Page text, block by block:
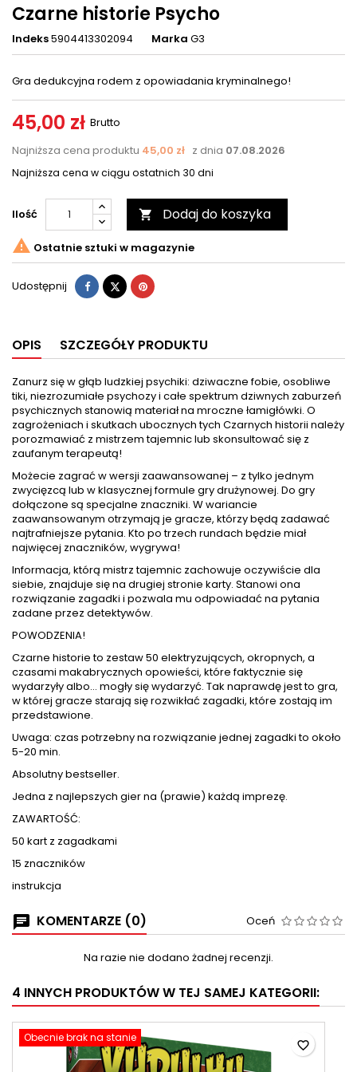
Czarne historie Psycho
Indeks5904413302094 Marka G3
Gra dedukcyjna rodem z opowiadania kryminalnego!
45,00 zł Brutto
Najniższa cena produktu 45,00 zł z dnia 07.08.2026
Najniższa cena w ciągu ostatnich 30 dni
Ilość  Dodaj do koszyka
 Ostatnie sztuki w magazynie
Udostępnij Udostępnij
TweetujPinterest
OPIS SZCZEGÓŁY PRODUKTU
Zanurz się w głąb ludzkiej psychiki: dziwaczne fobie, osobliwe
tiki, niezrozumiałe psychozy i całe spektrum dziwnych zaburzeń
psychicznych stanowią materiał na mroczne łamigłówki. O
zagrożeniach i skutkach ubocznych tych Czarnych historii należy
porozmawiać z mistrzem tajemnic lub skonsultować się z
zaufanym terapeutą!
Możecie zagrać w wersji zaawansowanej – z tylko jednym
zwycięzcą lub w klasycznej formule gry drużynowej. Do gry
dołączone są specjalne znaczniki. W wariancie
zaawansowanym otrzymają je gracze, którzy będą zadawać
najtrafniejsze pytania. Kto po trzech rundach będzie miał
najwięcej znaczników, wygrywa!
Informacja, którą mistrz tajemnic zachowuje oczywiście dla
siebie, znajduje się na drugiej stronie karty. Stanowi ona
rozwiązanie zagadki i pozwala mu odpowiadać na pytania
zadane przez detektywów.
POWODZENIA!
Czarne historie to zestaw 50 elektryzujących, okropnych, a
czasami makabrycznych opowieści, które faktycznie się
wydarzyły albo... mogły się wydarzyć. Tak naprawdę jest to gra,
w której gracze starają się rozwikłać zagadki, które zostają im
przedstawione.
Uwaga: czas potrzebny na rozwiązanie jednej zagadki to około
5-20 min.
Absolutny bestseller.
Jedna z najlepszych gier na (prawie) każdą imprezę.
ZAWARTOŚĆ:
50 kart z zagadkami
15 znaczników
instrukcja
KOMENTARZE (0) Oceń
Na razie nie dodano żadnej recenzji.
4 INNYCH PRODUKTÓW W TEJ SAMEJ KATEGORII:
Obecnie brak na stanie
favorite_border